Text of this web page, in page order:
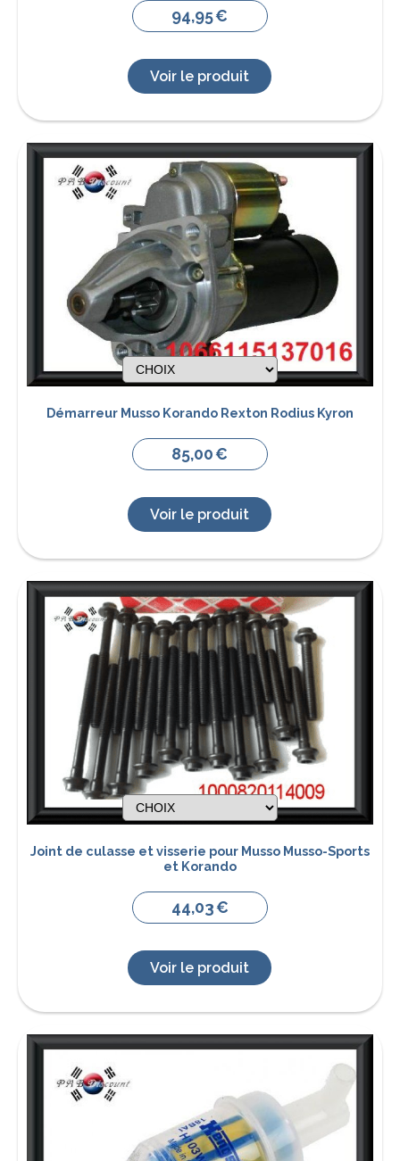
94,95€
Voir le produit
Démarreur Musso Korando Rexton Rodius Kyron
85,00€
Voir le produit
Joint de culasse et visserie pour Musso Musso-Sports
et Korando
44,03€
Voir le produit